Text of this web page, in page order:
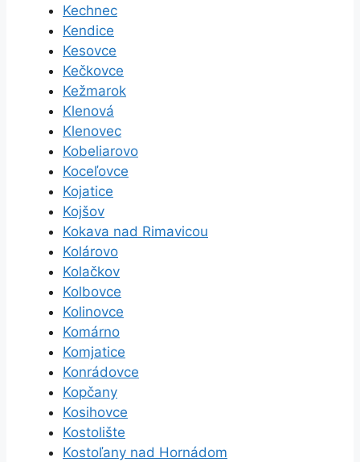
Kechnec
Kendice
Kesovce
Kečkovce
Kežmarok
Klenová
Klenovec
Kobeliarovo
Koceľovce
Kojatice
Kojšov
Kokava nad Rimavicou
Kolárovo
Kolačkov
Kolbovce
Kolinovce
Komárno
Komjatice
Konrádovce
Kopčany
Kosihovce
Kostolište
Kostoľany nad Hornádom